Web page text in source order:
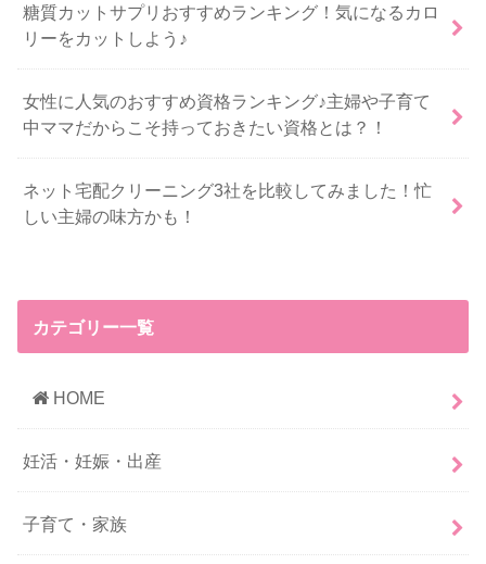
糖質カットサプリおすすめランキング！気になるカロ
リーをカットしよう♪
女性に人気のおすすめ資格ランキング♪主婦や子育て
中ママだからこそ持っておきたい資格とは？！
ネット宅配クリーニング3社を比較してみました！忙
しい主婦の味方かも！
カテゴリー一覧
HOME
妊活・妊娠・出産
子育て・家族